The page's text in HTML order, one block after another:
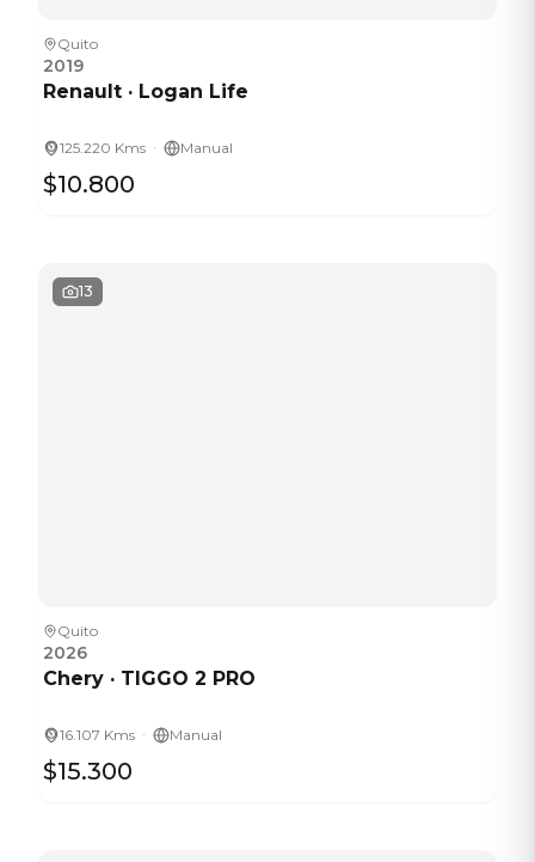
Quito
2019
Renault · Logan Life
125.220 Kms · Manual
$10.800
13
Quito
2026
Chery · TIGGO 2 PRO
16.107 Kms · Manual
$15.300